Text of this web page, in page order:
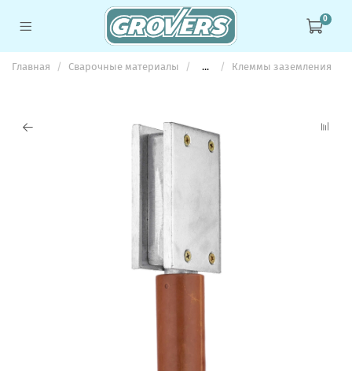
0
Главная Сварочные материалы ... Клеммы заземления